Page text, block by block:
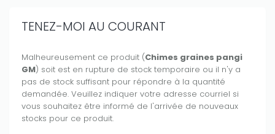
TENEZ-MOI AU COURANT
Malheureusement ce produit (Chimes graines pangi
GM) soit est en rupture de stock temporaire ou il n'y a
pas de stock suffisant pour répondre à la quantité
demandée. Veuillez indiquer votre adresse courriel si
vous souhaitez être informé de l'arrivée de nouveaux
stocks pour ce produit.